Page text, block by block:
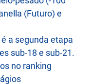
(Futuro) e
a segunda etapa
sub-18 e sub-21.
no ranking